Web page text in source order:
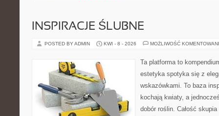
INSPIRACJE ŚLUBNE
POSTED BY ADMIN KWI - 8 - 2026 MOŻLIWOŚĆ
Ta platforma to
estetyka spotyka się z
wskazówkami. To baza
kochają kwiaty, a
dobór roślin. Całość